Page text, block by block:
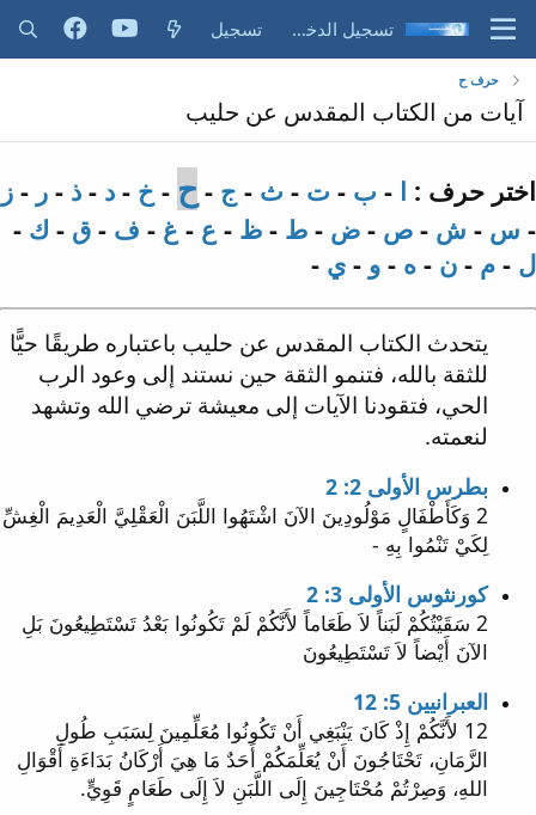
تسجيل الدخول تسجيل
حرف ح
آيات من الكتاب المقدس عن حليب
اختر حرف : ا - ب - ت - ث - ج - ح - خ - د - ذ - ر - ز
- س - ش - ص - ض - ط - ظ - ع - غ - ف - ق - ك -
ل - م - ن - ه - و - ي -
يتحدث الكتاب المقدس عن حليب باعتباره طريقًا حيًّا
للثقة بالله، فتنمو الثقة حين نستند إلى وعود الرب
الحي، فتقودنا الآيات إلى معيشة ترضي الله وتشهد
لنعمته.
بطرس الأولى 2: 2
2 وَكَأَطْفَالٍ مَوْلُودِينَ الآنَ اشْتَهُوا اللَّبَنَ الْعَقْلِيَّ الْعَدِيمَ الْغِشِّ
لِكَيْ تَنْمُوا بِهِ -
كورنثوس الأولى 3: 2
2 سَقَيْتُكُمْ لَبَناً لاَ طَعَاماً لأَنَّكُمْ لَمْ تَكُونُوا بَعْدُ تَسْتَطِيعُونَ بَلِ
الآنَ أَيْضاً لاَ تَسْتَطِيعُونَ
العبرانيين 5: 12
12 لأَنَّكُمْ إِذْ كَانَ يَنْبَغِي أَنْ تَكُونُوا مُعَلِّمِينَ لِسَبَبِ طُولِ
الزَّمَانِ، تَحْتَاجُونَ أَنْ يُعَلِّمَكُمْ أَحَدٌ مَا هِيَ أَرْكَانُ بَدَاءَةِ أَقْوَالِ
اللهِ، وَصِرْتُمْ مُحْتَاجِينَ إِلَى اللَّبَنِ لاَ إِلَى طَعَامٍ قَوِيٍّ.